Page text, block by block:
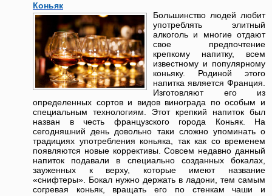
Коньяк
Большинство людей любит
употреблять элитный
алкоголь и многие отдают
свое предпочтение
крепкому напитку, всем
известному и популярному
коньяку. Родиной этого
напитка является Франция.
Изготовляют его из
определенных сортов и видов винограда по особым и
специальным технологиям. Этот крепкий напиток был
назван в честь французского города Коньяк. На
сегодняшний день довольно таки сложно упоминать о
традициях употребления коньяка, так как со временем
появляются новые коррективы. Совсем недавно данный
напиток подавали в специально созданных бокалах,
зауженных к верху, которые имеют название
«снифтеры». Бокал нужно держать в ладони, тем самым
согревая коньяк, вращать его по стенкам чаши и